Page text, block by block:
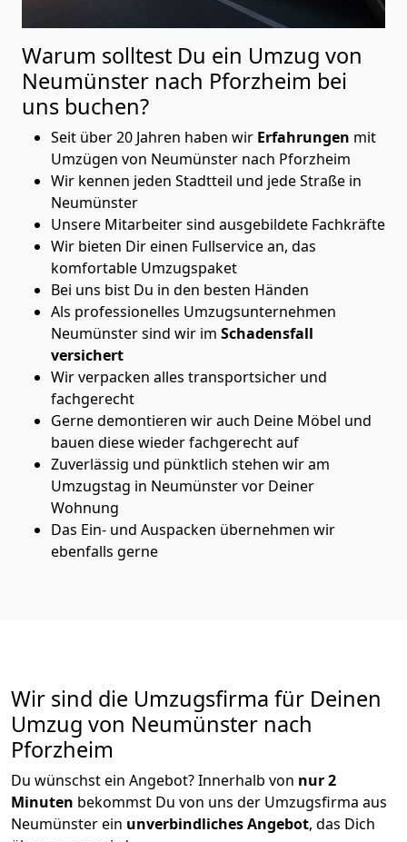
Warum solltest Du ein Umzug von
Neumünster nach Pforzheim bei
uns buchen?
Seit über 20 Jahren haben wir Erfahrungen mit
Umzügen von Neumünster nach Pforzheim
Wir kennen jeden Stadtteil und jede Straße in
Neumünster
Unsere Mitarbeiter sind ausgebildete Fachkräfte
Wir bieten Dir einen Fullservice an, das
komfortable Umzugspaket
Bei uns bist Du in den besten Händen
Als professionelles Umzugsunternehmen
Neumünster sind wir im Schadensfall
versichert
Wir verpacken alles transportsicher und
fachgerecht
Gerne demontieren wir auch Deine Möbel und
bauen diese wieder fachgerecht auf
Zuverlässig und pünktlich stehen wir am
Umzugstag in Neumünster vor Deiner
Wohnung
Das Ein- und Auspacken übernehmen wir
ebenfalls gerne
Wir sind die Umzugsfirma für Deinen
Umzug von Neumünster nach
Pforzheim
Du wünschst ein Angebot? Innerhalb von nur 2
Minuten bekommst Du von uns der Umzugsfirma aus
Neumünster ein unverbindliches Angebot, das Dich